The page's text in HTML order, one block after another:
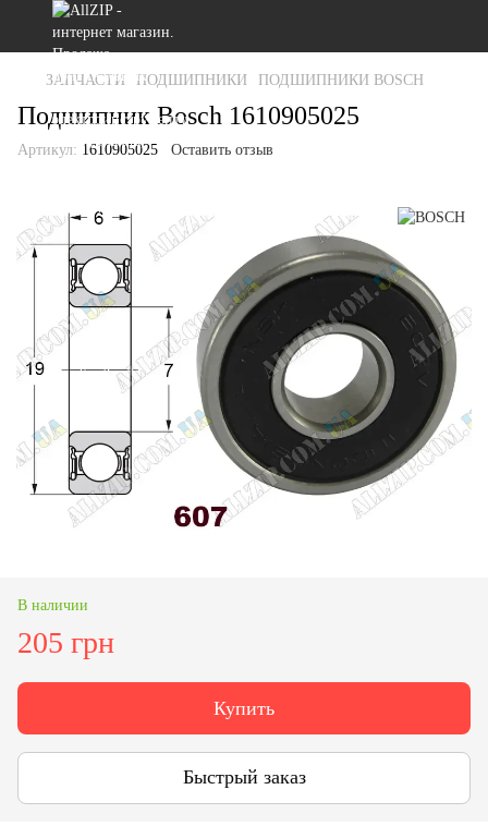
ЗАПЧАСТИ ПОДШИПНИКИ ПОДШИПНИКИ BOSCH
Подшипник Bosch 1610905025
Артикул: 1610905025 Оставить отзыв
В наличии
205 грн
Купить
Быстрый заказ